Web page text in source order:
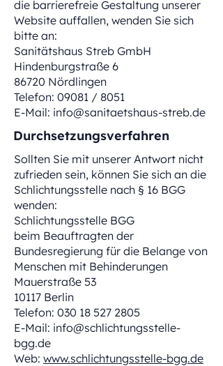
die barrierefreie Gestaltung unserer
Website auffallen, wenden Sie sich
bitte an:
Sanitätshaus Streb GmbH
Hindenburgstraße 6
86720 Nördlingen
Telefon: 09081 / 8051
E-Mail: info@sanitaetshaus-streb.de
Durchsetzungsverfahren
Sollten Sie mit unserer Antwort nicht
zufrieden sein, können Sie sich an die
Schlichtungsstelle nach § 16 BGG
wenden:
Schlichtungsstelle BGG
beim Beauftragten der
Bundesregierung für die Belange von
Menschen mit Behinderungen
Mauerstraße 53
10117 Berlin
Telefon: 030 18 527 2805
E-Mail: info@schlichtungsstelle-
bgg.de
Web: www.schlichtungsstelle-bgg.de